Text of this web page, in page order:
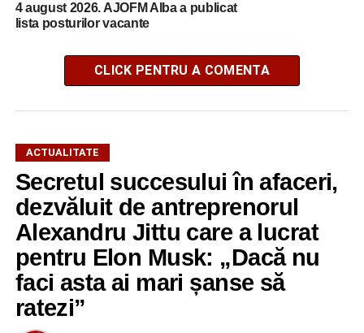
4 august 2026. AJOFM Alba a publicat
lista posturilor vacante
CLICK PENTRU A COMENTA
ACTUALITATE
Secretul succesului în afaceri,
dezvăluit de antreprenorul
Alexandru Jittu care a lucrat
pentru Elon Musk: „Dacă nu
faci asta ai mari șanse să
ratezi”